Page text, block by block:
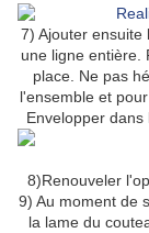
7) Ajouter ensuite
une ligne entière.
place. Ne pas
l'ensemble et
Envelopper
8)Renouveler
9) Au moment de
la lame du